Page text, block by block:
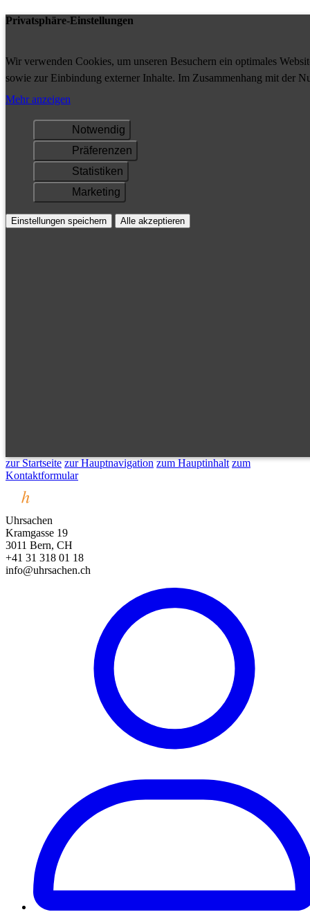
Privatsphäre-Einstellungen
Wir verwenden Cookies, um unseren Besuchern ein optimales
sowie zur Einbindung externer Inhalte. Im Zusammenhang mit der
Ihrem Gerät gespeichert und/oder abgerufen.
Mehr anzeigen
Notwendig
Präferenzen
Statistiken
Marketing
Einstellungen speichern Alle akzeptieren
zur Startseite zur Hauptnavigation zum Hauptinhalt zum
Kontaktformular
Uhrsachen
Kramgasse 19
3011 Bern, CH
+41 31 318 01 18
info@uhrsachen.ch